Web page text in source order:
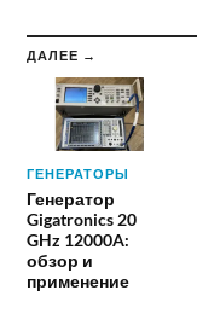
ДАЛЕЕ →
ГЕНЕРАТОРЫ
Генератор
Gigatronics 20
GHz 12000A:
обзор и
применение